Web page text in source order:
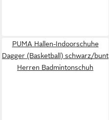
PUMA Hallen-Indoorschuhe
Dagger (Basketball) schwarz/bunt
Herren Badmintonschuh